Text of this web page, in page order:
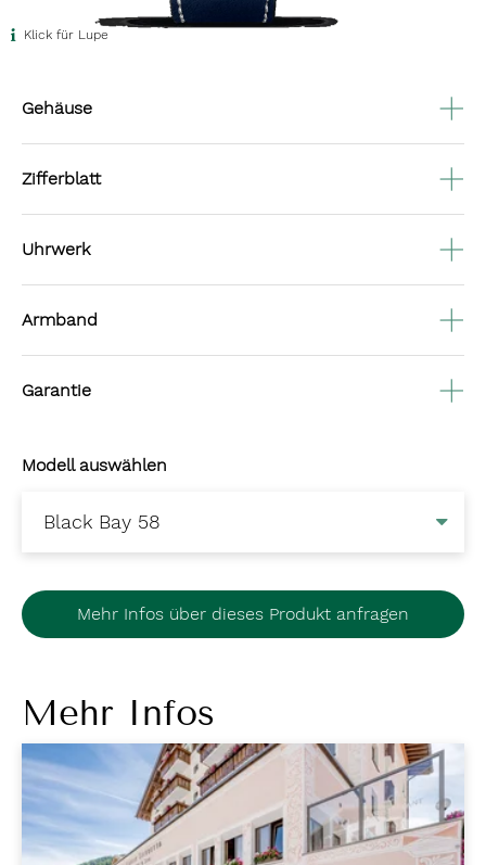
Klick für Lupe
Gehäuse
Zifferblatt
Uhrwerk
Armband
Garantie
Modell auswählen
Mehr Infos über dieses Produkt anfragen
Mehr Infos